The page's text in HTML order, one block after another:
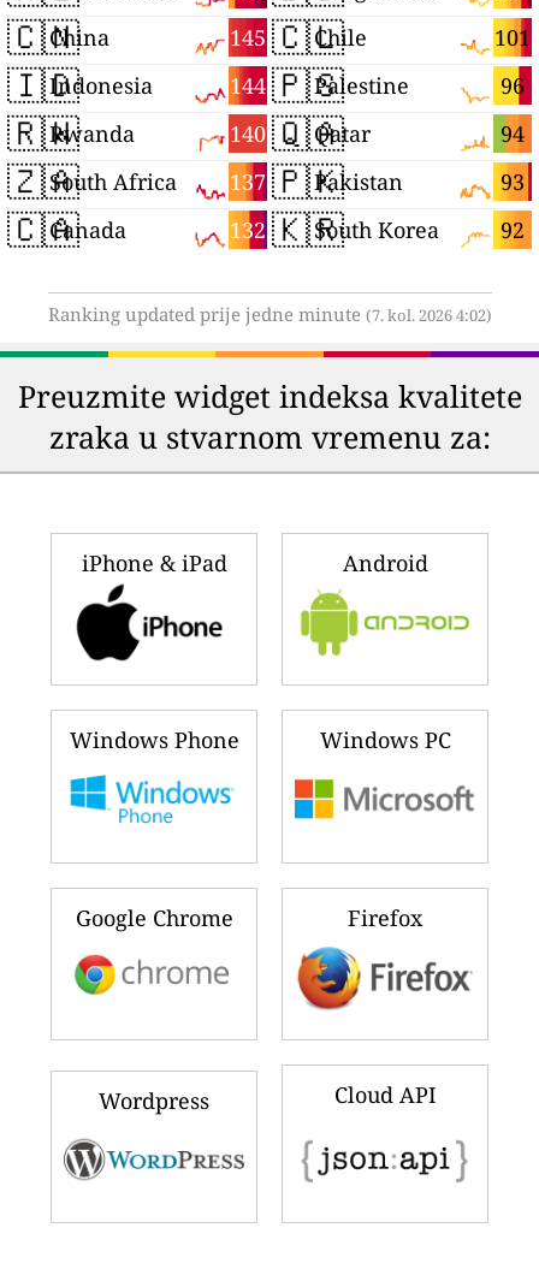
🇨🇳 145
China
🇮🇩 144
Indonesia
🇷🇼 140
Rwanda
🇿🇦 137
South Africa
🇨🇦 132
Canada
🇨🇱 101
Chile
🇵🇸 96
Palestine
🇶🇦 94
Qatar
🇵🇰 93
Pakistan
🇰🇷 92
South Korea
Ranking updated prije jedne minute (7. kol. 2026 4:02)
Preuzmite widget indeksa kvalitete
zraka u stvarnom vremenu za:
iPhone & iPad Android
Windows Phone Windows PC
Google Chrome Firefox
Wordpress Cloud API